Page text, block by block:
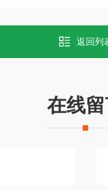
返回列
在线